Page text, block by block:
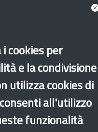
Sport
cookies per
e la condivisione
utilizza cookies di
all'utilizzo
funzionalità